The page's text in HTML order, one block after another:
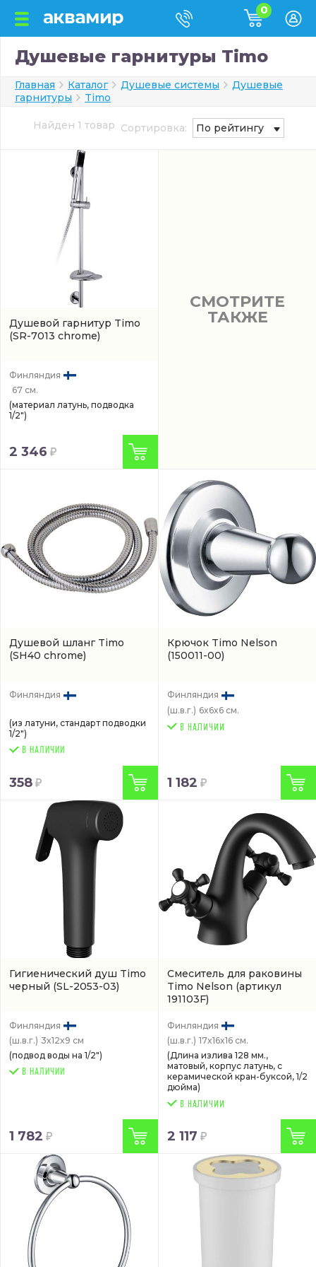
0
Душевые гарнитуры Timo
Главная Каталог Душевые системы
Душевые
гарнитуры
Timo
Найден 1 товар Сортировка: По рейтингу
Душевой гарнитур Timo
(SR-7013 chrome)
Финляндия
67 см.
(материал латунь, подводка
1/2")
2 346
СМОТРИТЕ
ТАКЖЕ
Душевой шланг Timo
(SH40 chrome)
Финляндия
(из латуни, стандарт подводки
1/2")
В НАЛИЧИИ
358
Крючок Timo Nelson
(150011-00)
Финляндия
(ш.в.г.) 6x6x6 см.
1 182
Гигиенический душ Timo
черный (SL-2053-03)
Финляндия
(ш.в.г.) 3x12x9 см
(подвод воды на 1/2")
В НАЛИЧИИ
1 782
Смеситель для раковины
Timo Nelson (артикул
191103F)
Финляндия
(ш.в.г.) 17x16x16 см.
(Длина излива 128 мм.,
матовый, корпус латунь, с
керамической кран-буксой, 1/2
дюйма)
2 117